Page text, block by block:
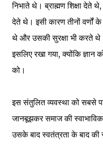
निभाते थे। ब्राह्मण शिक्षा देते
देते थे। इसी कारण तीनों वर्णों
थे और उसकी सुरक्षा भी करते
इसलिए रखा गया, क्योंकि ज्ञान
को।
इस संतुलित व्यवस्था को सबसे
जानबूझकर समाज की
उसके बाद स्वतंत्रता के बाद की